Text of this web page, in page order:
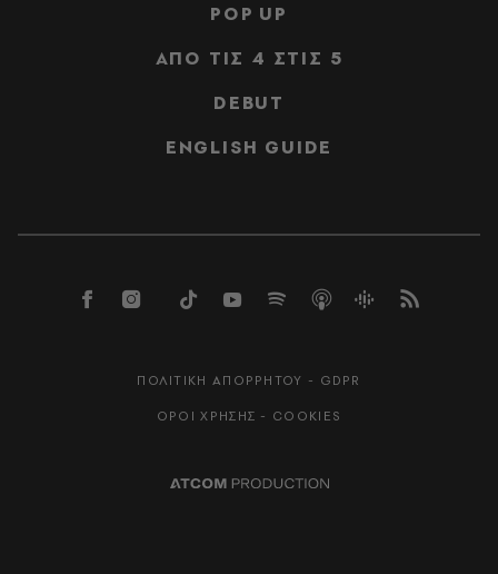
POP UP
ΑΠΟ ΤΙΣ 4 ΣΤΙΣ 5
DEBUT
ENGLISH GUIDE
ΠΟΛΙΤΙΚΗ ΑΠΟΡΡΗΤΟΥ - GDPR
ΟΡΟΙ ΧΡΗΣΗΣ - COOKIES